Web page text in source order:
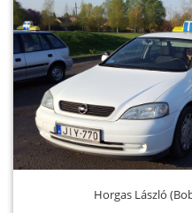
Horgas László